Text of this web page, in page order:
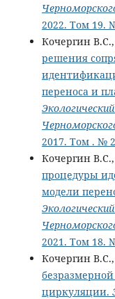
2022. Том 19.
Кочергин
решения
переноса и
2017. Том . №
Кочергин
процедуры
модели
2021. Том 18.
Кочергин
циркуляции.